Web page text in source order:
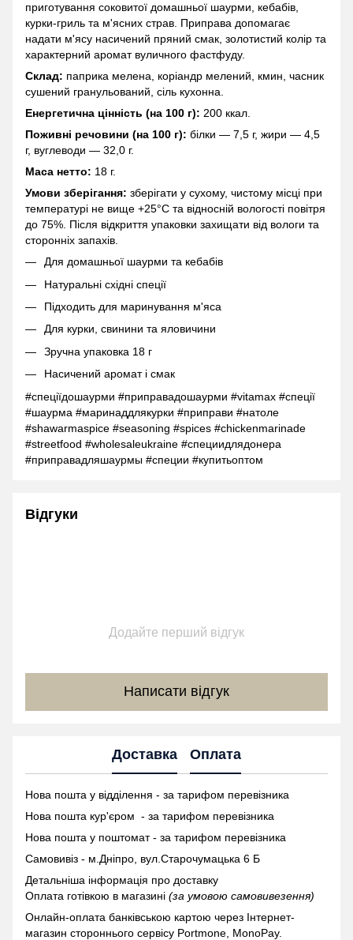
приготування соковитої домашньої шаурми, кебабів,
курки-гриль та м'ясних страв. Приправа допомагає
надати м'ясу насичений пряний смак, золотистий колір та
характерний аромат вуличного фастфуду.
Склад: паприка мелена, коріандр мелений, кмин, часник
сушений гранульований, сіль кухонна.
Енергетична цінність (на 100 г): 200 ккал.
Поживні речовини (на 100 г): білки — 7,5 г, жири — 4,5
г, вуглеводи — 32,0 г.
Маса нетто: 18 г.
Умови зберігання: зберігати у сухому, чистому місці при
температурі не вище +25°C та відносній вологості повітря
до 75%. Після відкриття упаковки захищати від вологи та
сторонніх запахів.
Для домашньої шаурми та кебабів
Натуральні східні спеції
Підходить для маринування м'яса
Для курки, свинини та яловичини
Зручна упаковка 18 г
Насичений аромат і смак
#спеціїдошаурми #приправадошаурми #vitamax #спеції
#шаурма #маринаддлякурки #приправи #натоле
#shawarmaspice #seasoning #spices #chickenmarinade
#streetfood #wholesaleukraine #специидлядонера
#приправадляшаурмы #специи #купитьоптом
Відгуки
Додайте перший відгук
Написати відгук
Доставка Оплата
Нова пошта у відділення - за тарифом перевізника
Нова пошта кур'єром - за тарифом перевізника
Нова пошта у поштомат - за тарифом перевізника
Самовивіз - м.Дніпро, вул.Старочумацька 6 Б
Детальніша інформація про доставку
Оплата готівкою в магазині (за умовою самовивезення)
Онлайн-оплата банківською картою через Інтернет-
магазин стороннього сервісу Portmone, MonoPay.